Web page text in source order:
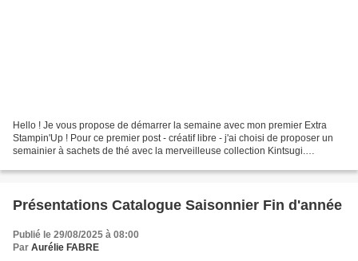
Hello ! Je vous propose de démarrer la semaine avec mon premier Extra
Stampin'Up ! Pour ce premier post - créatif libre - j'ai choisi de proposer un
semainier à sachets de thé avec la merveilleuse collection Kintsugi.
Présentations Catalogue Saisonnier Fin d'année
Publié le 29/08/2025 à 08:00
Par Aurélie FABRE